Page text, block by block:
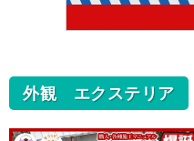
外観 エクステリア